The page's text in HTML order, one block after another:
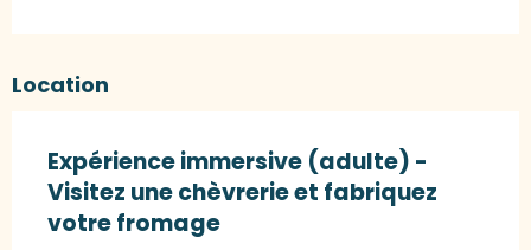
Location
Expérience immersive (adulte) -
Visitez une chèvrerie et fabriquez
votre fromage